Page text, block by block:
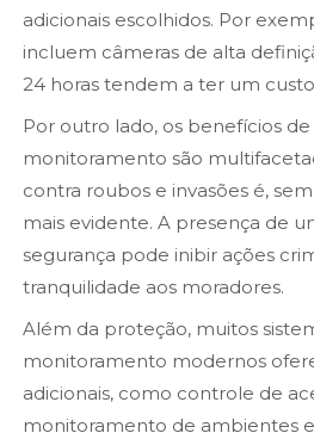
adicionais escolhidos. Por
incluem câmeras de alta
24 horas tendem a ter um
Por outro lado, os benefícios
monitoramento são
contra roubos e invasões é,
mais evidente. A presença de
segurança pode inibir ações
tranquilidade aos moradores.
Além da proteção, muitos
monitoramento modernos
adicionais, como controle de
monitoramento de ambientes